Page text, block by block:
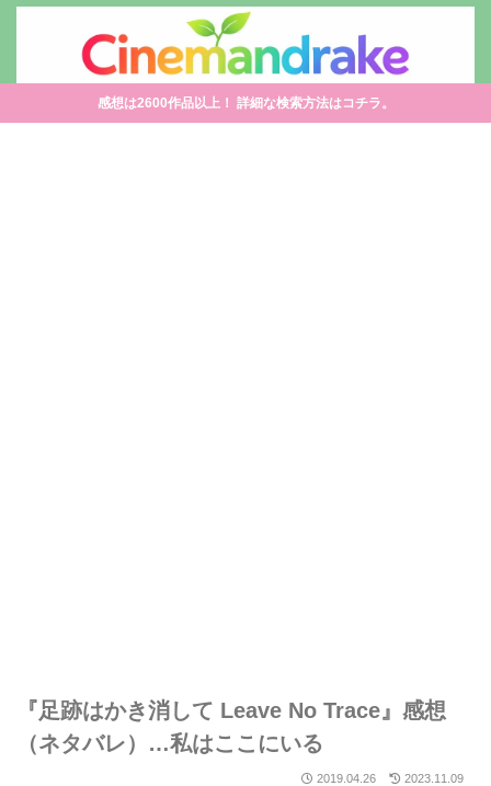
感想は2600作品以上！ 詳細な検索方法はコチラ。
『足跡はかき消して Leave No Trace』感想
（ネタバレ）…私はここにいる
2019.04.26 2023.11.09